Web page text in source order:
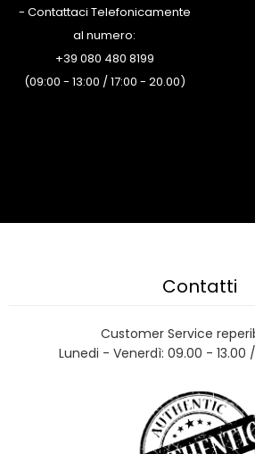
- Contattaci Telefonicamente
al numero:
+39 080 480 8199
(09:00 - 13:00 / 17:00 - 20.00)
Contatti
Customer Service
Lunedi - Venerdì: 09.00 - 13.00